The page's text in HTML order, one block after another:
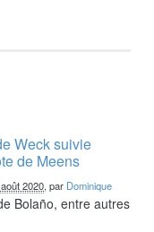
Weck suivie
de Meens
2020, par Dominique
Bolaño, entre autres